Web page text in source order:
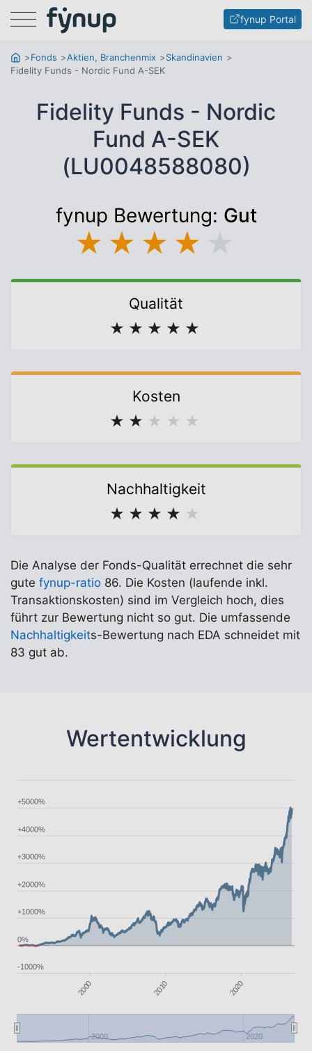
Menu fynup Portal
Fonds Aktien, Branchenmix
Skandinavien
Fidelity Funds - Nordic Fund A-SEK
Fidelity Funds - Nordic
Fund A-SEK
(LU0048588080)
fynup Bewertung: Gut
★ ★ ★ ★
Qualität
★ ★ ★ ★ ★
Kosten
★ ★ ★ ★ ★
Nachhaltigkeit
★ ★ ★ ★ ★
Die Analyse der Fonds-Qualität errechnet die sehr
gute fynup-ratio 86. Die Kosten (laufende inkl.
Transaktionskosten) sind im Vergleich hoch, dies
führt zur Bewertung nicht so gut. Die umfassende
Nachhaltigkeits-Bewertung nach EDA schneidet mit
83 gut ab.
Wertentwicklung
2000 2010 2020
2000 2020
-1000%
0%
+1000%
+2000%
+3000%
+4000%
+5000%